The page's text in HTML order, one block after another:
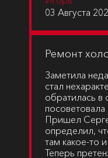
03 Августа
Ремонт
Заметила
стал
обратилась в
Пришел
определил,
там какое-то
Теперь